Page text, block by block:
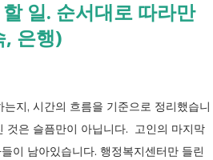
일. 순서대로 따라만
, 은행)
지, 시간의 흐름을 기준으로 정리했습니
것은 슬픔만이 아닙니다. 고인의 마지막
이 남아있습니다. 행정복지센터만 들린